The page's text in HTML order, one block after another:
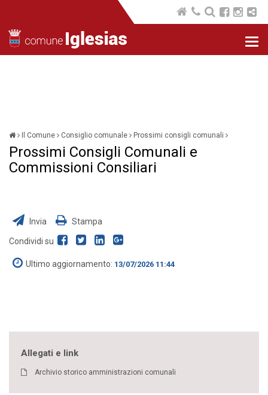
Il Comune Consiglio comunale Prossimi consigli comunali
Prossimi Consigli Comunali e
Commissioni Consiliari
Invia Stampa
Condividi su
Ultimo aggiornamento: 13/07/2026 11:44
Allegati e link
Archivio storico amministrazioni comunali